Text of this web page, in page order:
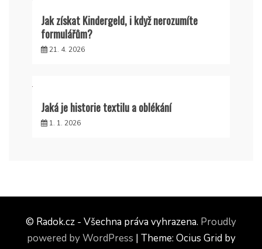
Jak získat Kindergeld, i když nerozumíte
formulářům?
21. 4. 2026
Jaká je historie textilu a oblékání
1. 1. 2026
© Radok.cz - Všechna práva vyhrazena. Proudly
powered by WordPress | Theme: Ocius Grid by